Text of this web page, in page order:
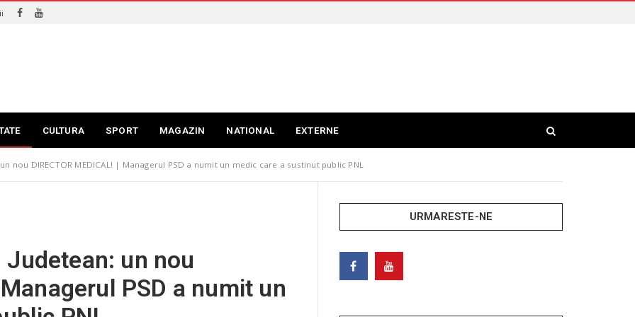
CULTURA SPORT MAGAZIN NATIONAL EXTERNE
nou DIRECTOR MEDICAL! | Managerul PSD a numit un medic care a sustinut public PNL
Judetean: un nou
PSD a numit un
URMARESTE-NE